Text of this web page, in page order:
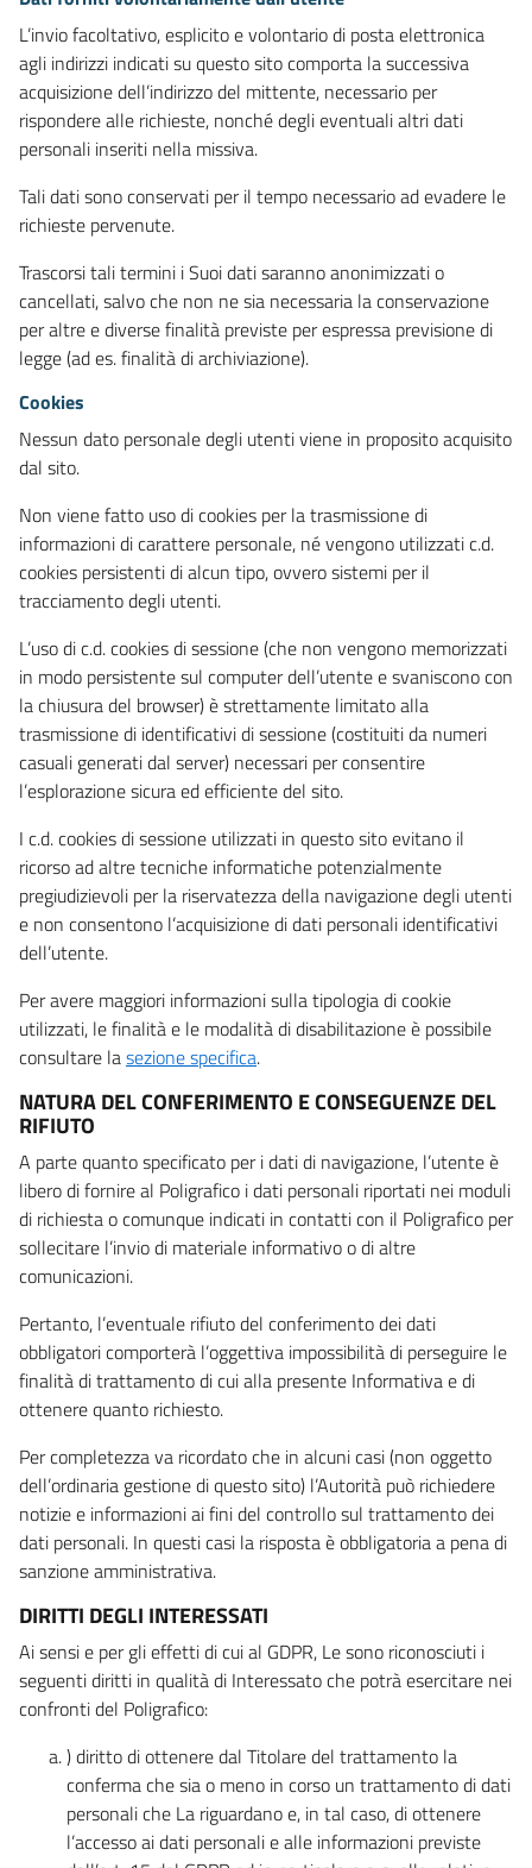
L’invio facoltativo, esplicito e volontario di posta elettronica
agli indirizzi indicati su questo sito comporta la successiva
acquisizione dell’indirizzo del mittente, necessario per
rispondere alle richieste, nonché degli eventuali altri dati
personali inseriti nella missiva.
Tali dati sono conservati per il tempo necessario ad evadere le
richieste pervenute.
Trascorsi tali termini i Suoi dati saranno anonimizzati o
cancellati, salvo che non ne sia necessaria la conservazione
per altre e diverse finalità previste per espressa previsione di
legge (ad es. finalità di archiviazione).
Cookies
Nessun dato personale degli utenti viene in proposito acquisito
dal sito.
Non viene fatto uso di cookies per la trasmissione di
informazioni di carattere personale, né vengono utilizzati c.d.
cookies persistenti di alcun tipo, ovvero sistemi per il
tracciamento degli utenti.
L’uso di c.d. cookies di sessione (che non vengono memorizzati
in modo persistente sul computer dell’utente e svaniscono con
la chiusura del browser) è strettamente limitato alla
trasmissione di identificativi di sessione (costituiti da numeri
casuali generati dal server) necessari per consentire
l’esplorazione sicura ed efficiente del sito.
I c.d. cookies di sessione utilizzati in questo sito evitano il
ricorso ad altre tecniche informatiche potenzialmente
pregiudizievoli per la riservatezza della navigazione degli utenti
e non consentono l’acquisizione di dati personali identificativi
dell’utente.
Per avere maggiori informazioni sulla tipologia di cookie
utilizzati, le finalità e le modalità di disabilitazione è possibile
consultare lasezione specifica.
NATURA DEL CONFERIMENTO E CONSEGUENZE DEL
RIFIUTO
A parte quanto specificato per i dati di navigazione, l’utente è
libero di fornire al Poligrafico i dati personali riportati nei moduli
di richiesta o comunque indicati in contatti con il Poligrafico per
sollecitare l’invio di materiale informativo o di altre
comunicazioni.
Pertanto, l’eventuale rifiuto del conferimento dei dati
obbligatori comporterà l’oggettiva impossibilità di perseguire le
finalità di trattamento di cui alla presente Informativa e di
ottenere quanto richiesto.
Per completezza va ricordato che in alcuni casi (non oggetto
dell’ordinaria gestione di questo sito) l’Autorità può richiedere
notizie e informazioni ai fini del controllo sul trattamento dei
dati personali. In questi casi la risposta è obbligatoria a pena di
sanzione amministrativa.
DIRITTI DEGLI INTERESSATI
Ai sensi e per gli effetti di cui al GDPR, Le sono riconosciuti i
seguenti diritti in qualità di Interessato che potrà esercitare nei
confronti del Poligrafico:
) diritto di ottenere dal Titolare del trattamento la
conferma che sia o meno in corso un trattamento di dati
personali che La riguardano e, in tal caso, di ottenere
l’accesso ai dati personali e alle informazioni previste